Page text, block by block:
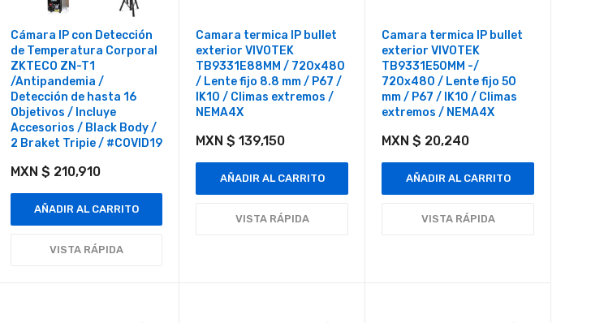
Cámara IP con Detección
de Temperatura Corporal
ZKTECO ZN-T1
/Antipandemia /
Detección de hasta 16
Objetivos / Incluye
Accesorios / Black Body /
2 Braket Tripie / #COVID19
MXN $ 210,910
AÑADIR AL CARRITO
VISTA RÁPIDA
Camara termica IP bullet
exterior VIVOTEK
TB9331E88MM / 720x480
/ Lente fijo 8.8 mm / P67 /
IK10 / Climas extremos /
NEMA4X
MXN $ 139,150
AÑADIR AL CARRITO
VISTA RÁPIDA
Camara termica IP bullet
exterior VIVOTEK
TB9331E50MM -/
720x480 / Lente fijo 50
mm / P67 / IK10 / Climas
extremos / NEMA4X
MXN $ 20,240
AÑADIR AL CARRITO
VISTA RÁPIDA